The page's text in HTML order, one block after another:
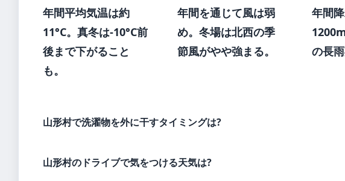
年間平均気温は約
11°C。真冬は-10°C前
後まで下がること
も。
年間を通じて風は弱
め。冬場は北西の季
節風がやや強まる。
年間
の長雨
山形村で洗濯物を外に干すタイミングは?
山形村のドライブで気をつける天気は?